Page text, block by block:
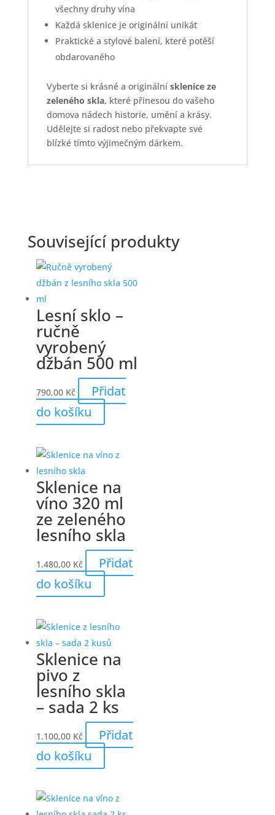
všechny druhy vína
Každá sklenice je originální unikát
Praktické a stylové balení, které potěší
obdarovaného
Vyberte si krásné a originální sklenice ze
zeleného skla, které přinesou do vašeho
domova nádech historie, umění a krásy.
Udělejte si radost nebo překvapte své
blízké tímto výjimečným dárkem.
Související produkty
Lesní sklo –
ručně
vyrobený
džbán 500 ml
790,00 Kč
Přidat
do košíku
Sklenice na
víno 320 ml
ze zeleného
lesního skla
1.480,00 Kč
Přidat
do košíku
Sklenice na
pivo z
lesního skla
– sada 2 ks
1.100,00 Kč
Přidat
do košíku